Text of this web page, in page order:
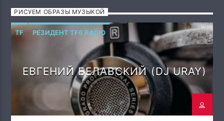
РИСУЕМ ОБРАЗЫ МУЗЫКОЙ
TF РЕЗИДЕНТ TF6 RADIO
ЕВГЕНИЙ БЕЛАВСКИЙ (DJ URAY)